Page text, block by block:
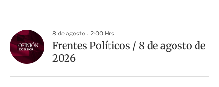
8 de agosto - 2:00 Hrs
Frentes Políticos / 8 de agosto de
2026